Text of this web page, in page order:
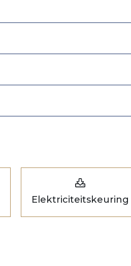
Elektriciteitskeuring